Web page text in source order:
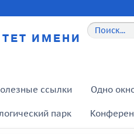
ИМЕНИ
ссылки Одно
парк